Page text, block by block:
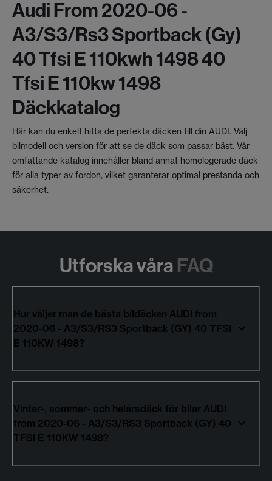
Audi From 2020-06 -
A3/s3/rs3 Sportback (gy)
40 Tfsi E 110kwh 1498 40
Tfsi E 110kw 1498
Däckkatalog
Här kan du enkelt hitta de perfekta däcken till din AUDI. Välj
bilmodell och version för att se de däck som passar bäst. Vår
omfattande katalog innehåller bland annat homologerade däck
för alla typer av fordon, vilket garanterar optimal prestanda och
säkerhet.
Utforska våra FAQ
Hur väljer man de bästa bildäcken AUDI from
2020-06 - A3/S3/RS3 Sportback (GY) 40 TFSI
E 110KW 1498?
Vinter-, sommar- och helårsdäck för bilar AUDI
from 2020-06 - A3/S3/RS3 Sportback (GY) 40
TFSI E 110KW 1498?